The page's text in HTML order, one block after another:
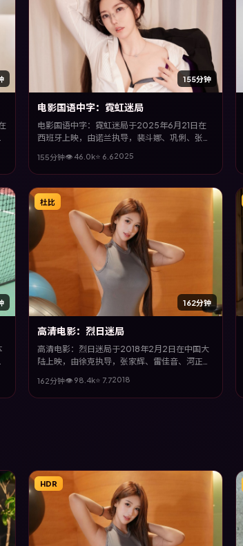
155分钟
电影国语中字：霓虹迷局
电影国语中字：霓虹迷局于2025年6月21日在
西班牙上映，由诺兰执导，裴斗娜、巩俐、张子
影片以冷峻镜头与饱满表演，呈现人物在极端情
境下的蜕变与救赎。
155分钟👁 46.0k⭐ 6.62025
162分钟
杜比
高清电影：烈日迷局
高清电影：烈日迷局于2018年2月2日在中国大
陆上映，由徐克执导，张家辉、雷佳音、河正
以冷峻镜头与饱满表演，呈现人物在极端情境下
的蜕变与救赎。
162分钟👁 98.4k⭐ 7.72018
HDR